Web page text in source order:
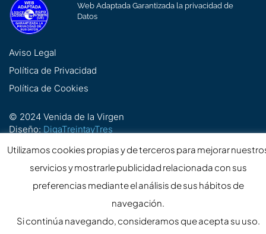
Web Adaptada Garantizada la privacidad de
Datos
Aviso Legal
Política de Privacidad
Política de Cookies
© 2024 Venida de la Virgen
Diseño:DigaTreintayTres
Utilizamos cookies propias y de terceros para mejorar
servicios y mostrarle publicidad relacionada con sus
preferencias mediante el análisis de sus hábitos de
navegación.
Si continúa navegando, consideramos que acepta su uso.